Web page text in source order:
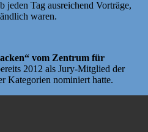
jeden Tag ausreichend Vorträge,
waren.
vom Zentrum für
2012 als Jury-Mitglied der
Kategorien nominiert hatte.